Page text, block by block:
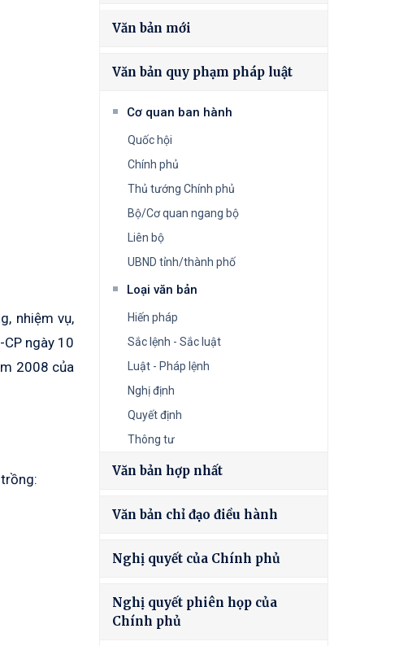
nhiệm vụ,
ngày 10
2008 của
Văn bản mới
Văn bản quy phạm pháp luật
Cơ quan ban hành
Quốc hội
Chính phủ
Thủ tướng Chính phủ
Bộ/Cơ quan ngang bộ
Liên bộ
UBND tỉnh/thành phố
Loại văn bản
Hiến pháp
Sắc lệnh - Sắc luật
Luật - Pháp lệnh
Nghị định
Quyết định
Thông tư
Văn bản hợp nhất
Văn bản chỉ đạo điều hành
Nghị quyết của Chính phủ
Nghị quyết phiên họp của
Chính phủ